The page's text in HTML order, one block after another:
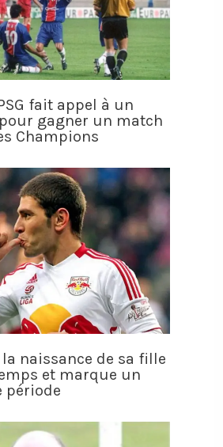
fait appel à un
gagner un match
Champions
naissance de sa fille
et marque un
période